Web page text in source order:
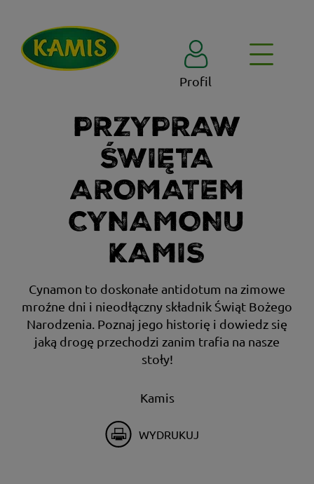
Profil
PRZYPRAW
ŚWIĘTA
AROMATEM
CYNAMONU
KAMIS
Cynamon to doskonałe antidotum na zimowe
mroźne dni i nieodłączny składnik Świąt Bożego
Narodzenia. Poznaj jego historię i dowiedz się
jaką drogę przechodzi zanim trafia na nasze
stoły!
Kamis
WYDRUKUJ